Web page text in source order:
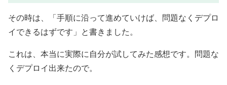
その時は、「手順に沿って進めていけば、問題なくデプロ
イできるはずです」と書きました。
これは、本当に実際に自分が試してみた感想です。問題な
くデプロイ出来たので。